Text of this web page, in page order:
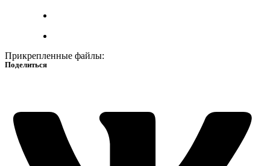
Прикрепленные файлы:
Поделиться